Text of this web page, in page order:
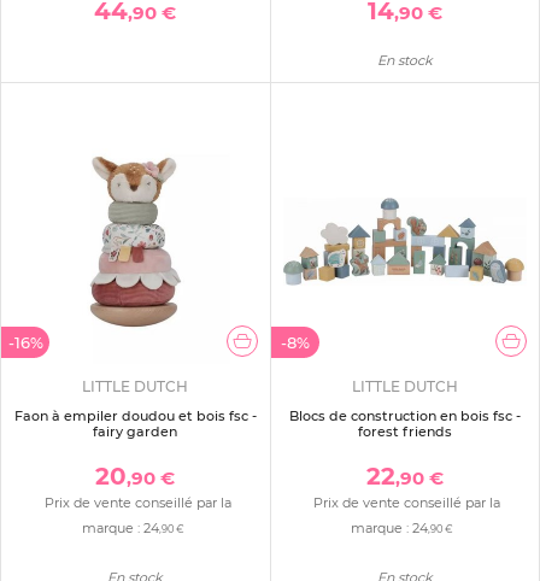
44,90 € 14,90 €
En stock
-16%
LITTLE DUTCH
Faon à empiler doudou et bois fsc -
fairy garden
20,90 €
Prix de vente conseillé par la
marque : 24,90 €
En stock
-8%
LITTLE DUTCH
Blocs de construction en bois fsc -
forest friends
22,90 €
Prix de vente conseillé par la
marque :24,90 €
En stock